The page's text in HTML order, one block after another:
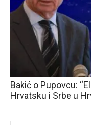
Bakić o Pupovcu:
Hrvatsku i Srbe u